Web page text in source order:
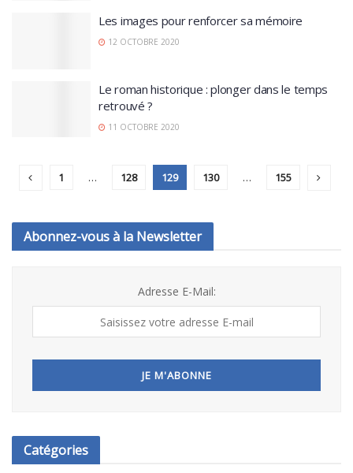
Les images pour renforcer sa mémoire
12 OCTOBRE 2020
Le roman historique : plonger dans le temps
retrouvé ?
11 OCTOBRE 2020
1 … 128 129 130 … 155
Abonnez-vous à la Newsletter
Adresse E-Mail:
Catégories